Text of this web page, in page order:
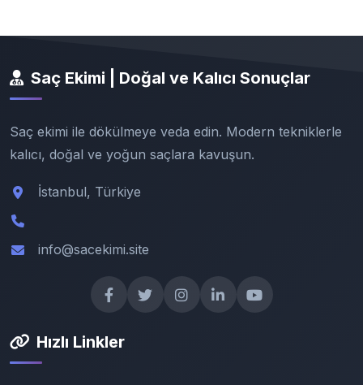
Saç Ekimi | Doğal ve Kalıcı Sonuçlar
Saç ekimi ile dökülmeye veda edin. Modern tekniklerle
kalıcı, doğal ve yoğun saçlara kavuşun.
İstanbul, Türkiye
info@sacekimi.site
Hızlı Linkler